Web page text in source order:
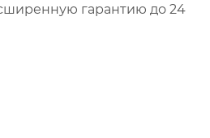
гарантию до 24